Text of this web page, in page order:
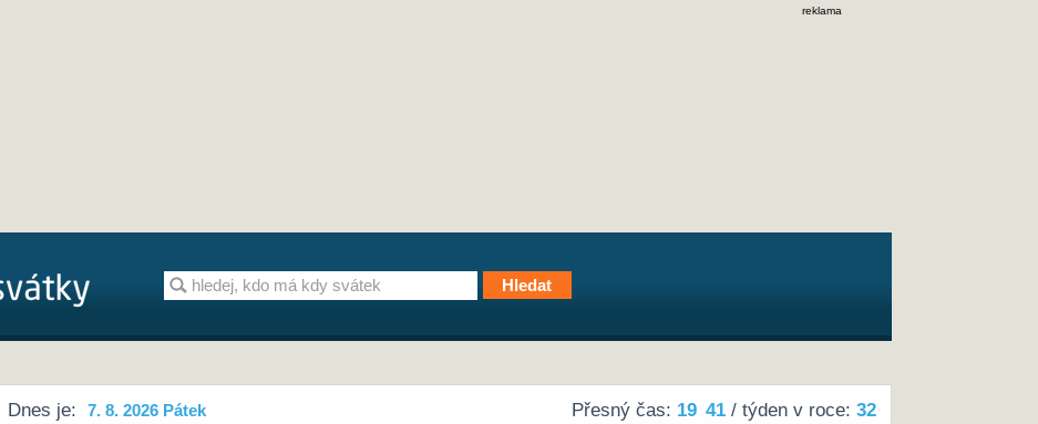
reklama
Přesný čas: 19 41/ týden v roce: 32
Dnes je: 7. 8. 2026 Pátek